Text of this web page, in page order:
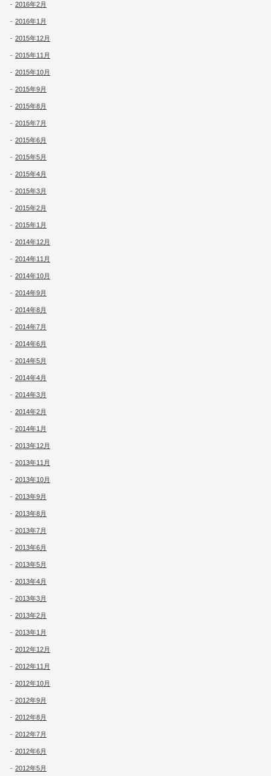
2016年2月
2016年1月
2015年12月
2015年11月
2015年10月
2015年9月
2015年8月
2015年7月
2015年6月
2015年5月
2015年4月
2015年3月
2015年2月
2015年1月
2014年12月
2014年11月
2014年10月
2014年9月
2014年8月
2014年7月
2014年6月
2014年5月
2014年4月
2014年3月
2014年2月
2014年1月
2013年12月
2013年11月
2013年10月
2013年9月
2013年8月
2013年7月
2013年6月
2013年5月
2013年4月
2013年3月
2013年2月
2013年1月
2012年12月
2012年11月
2012年10月
2012年9月
2012年8月
2012年7月
2012年6月
2012年5月